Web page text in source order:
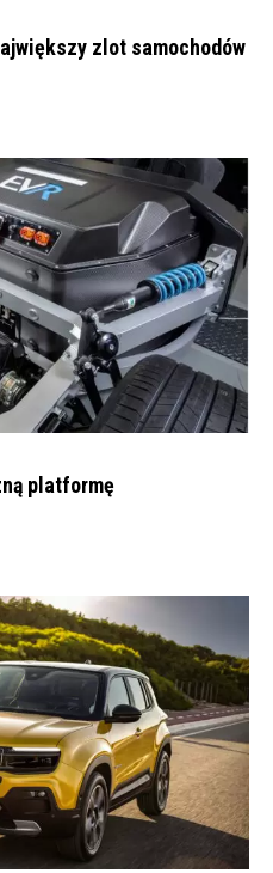
zlot samochodów
platformę